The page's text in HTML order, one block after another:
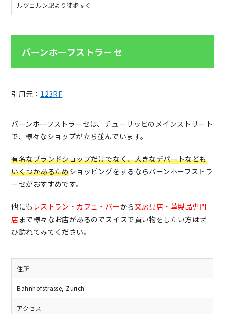
ルツェルン駅より徒歩すぐ
バーンホーフストラーセ
引用元： 123RF
バーンホーフストラーセは、チューリッヒのメインストリート
で、様々なショップが立ち並んでいます。
有名なブランドショップだけでなく、大きなデパートなども
いくつかあるためショッピングをするならバーンホーフストラ
ーセがおすすめです。
他にも レストラン・カフェ・バーから文房具店・革製品専門
店まで様々なお店があるのでスイスで買い物をしたい方はぜ
ひ訪れてみてください。
住所
Bahnhofstrasse, Zürich
アクセス